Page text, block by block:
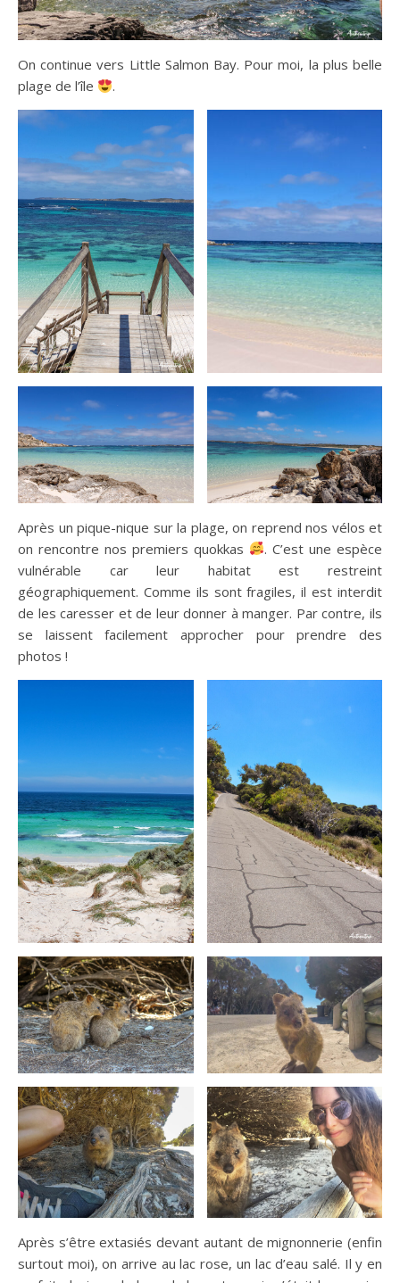
On continue vers Little Salmon Bay. Pour moi, la plus belle
plage de l’île
.
Après un pique-nique sur la plage, on reprend nos vélos et
on rencontre nos premiers quokkas
. C’est une espèce
vulnérable car leur habitat est restreint
géographiquement. Comme ils sont fragiles, il est interdit
de les caresser et de leur donner à manger. Par contre, ils
se laissent facilement approcher pour prendre des
photos !
Après s’être extasiés devant autant de mignonnerie (enfin
surtout moi), on arrive au lac rose, un lac d’eau salé. Il y en